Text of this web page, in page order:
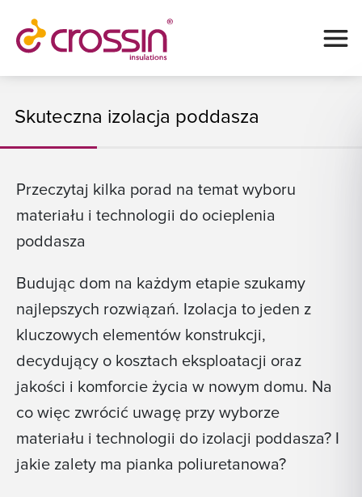
Skuteczna izolacja poddasza
Przeczytaj kilka porad na temat wyboru
materiału i technologii do ocieplenia
poddasza
Budując dom na każdym etapie szukamy
najlepszych rozwiązań. Izolacja to jeden z
kluczowych elementów konstrukcji,
decydujący o kosztach eksploatacji oraz
jakości i komforcie życia w nowym domu. Na
co więc zwrócić uwagę przy wyborze
materiału i technologii do izolacji poddasza? I
jakie zalety ma pianka poliuretanowa?